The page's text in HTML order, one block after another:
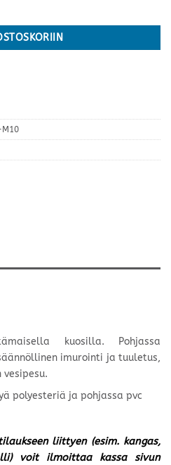
kokoja määrä
M10
kuosilla. Pohjassa
imurointi ja tuuletus,
polyesteriä ja pohjassa pvc
liittyen (esim. kangas,
voit ilmoittaa kassa sivun